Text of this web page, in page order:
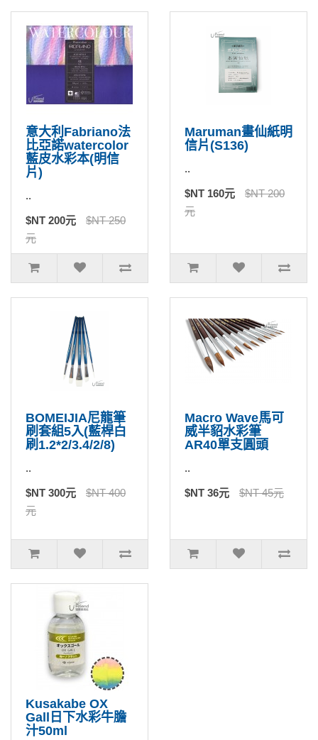
意大利Fabriano法
比亞諾watercolor
藍皮水彩本(明信
片)
..
$NT 200元
$NT 250
元
Maruman畫仙紙明
信片(S136)
..
$NT 160元
$NT 200
元
BOMEIJIA尼龍筆
刷套組5入(藍桿白
刷1.2*2/3.4/2/8)
..
$NT 300元
$NT 400
元
Macro Wave馬可
威半貂水彩筆
AR40單支圓頭
..
$NT 36元 $NT 45元
Kusakabe OX
Gall日下水彩牛膽
汁50ml